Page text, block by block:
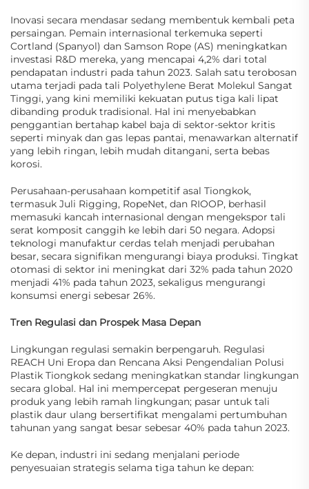
Inovasi secara mendasar sedang membentuk kembali peta
persaingan. Pemain internasional terkemuka seperti
Cortland (Spanyol) dan Samson Rope (AS) meningkatkan
investasi R&D mereka, yang mencapai 4,2% dari total
pendapatan industri pada tahun 2023. Salah satu terobosan
utama terjadi pada tali Polyethylene Berat Molekul Sangat
Tinggi, yang kini memiliki kekuatan putus tiga kali lipat
dibanding produk tradisional. Hal ini menyebabkan
penggantian bertahap kabel baja di sektor-sektor kritis
seperti minyak dan gas lepas pantai, menawarkan alternatif
yang lebih ringan, lebih mudah ditangani, serta bebas
korosi.
Perusahaan-perusahaan kompetitif asal Tiongkok,
termasuk Juli Rigging, RopeNet, dan RIOOP, berhasil
memasuki kancah internasional dengan mengekspor tali
serat komposit canggih ke lebih dari 50 negara. Adopsi
teknologi manufaktur cerdas telah menjadi perubahan
besar, secara signifikan mengurangi biaya produksi. Tingkat
otomasi di sektor ini meningkat dari 32% pada tahun 2020
menjadi 41% pada tahun 2023, sekaligus mengurangi
konsumsi energi sebesar 26%.
Tren Regulasi dan Prospek Masa Depan
Lingkungan regulasi semakin berpengaruh. Regulasi
REACH Uni Eropa dan Rencana Aksi Pengendalian Polusi
Plastik Tiongkok sedang meningkatkan standar lingkungan
secara global. Hal ini mempercepat pergeseran menuju
produk yang lebih ramah lingkungan; pasar untuk tali
plastik daur ulang bersertifikat mengalami pertumbuhan
tahunan yang sangat besar sebesar 40% pada tahun 2023.
Ke depan, industri ini sedang menjalani periode
penyesuaian strategis selama tiga tahun ke depan: